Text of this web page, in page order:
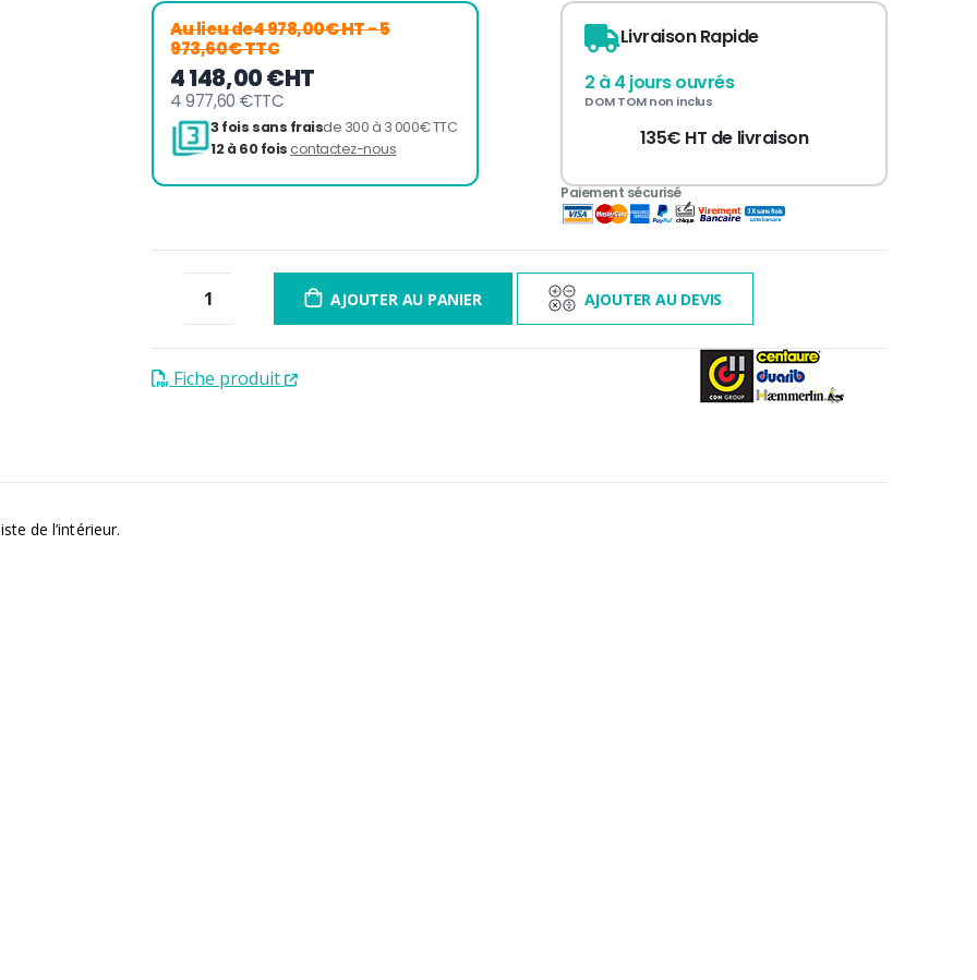
Au lieu de4 978,00€ HT- 5
973,60€ TTC
4 148,00 €HT
4 977,60 €TTC
3 fois sans fraisde 300 à 3 000€ TTC
12 à 60 foiscontactez-nous
Livraison Rapide
2 à 4 jours ouvrés
DOM TOM non inclus
135€ HT de livraison
AJOUTER AU PANIER AJOUTER AU DEVIS
Fiche produit
de l’intérieur.